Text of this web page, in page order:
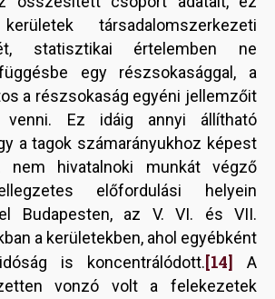
társadalomszerkezeti
statisztikai értelemben ne
egy részsokasággal, a
a részsokaság egyéni jellemzőit
venni. Ez idáig annyi állítható
a tagok számarányukhoz képest
nem hivatalnoki munkát végző
előfordulási helyein
Budapesten, az V. VI. és VII.
a kerületekben, ahol egyébként
is koncentrálódott.[14] A
vonzó volt a felekezetek